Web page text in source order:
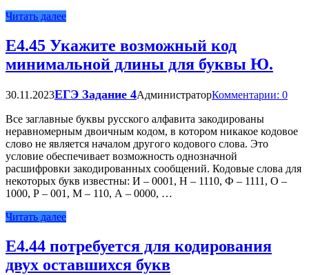
Читать далее
Е4.45 Укажите возможный код
минимальной длины для буквы Ю.
30.11.2023ЕГЭ Задание 4АдминистраторКомментарии: 0
Все заглавные буквы русского алфавита закодированы
неравномерным двоичным кодом, в котором никакое кодовое
слово не является началом другого кодового слова. Это
условие обеспечивает возможность однозначной
расшифровки закодированных сообщений. Кодовые слова для
некоторых букв известны: И – 0001, Н – 1110, Ф – 1111, О –
1000, Р – 001, М – 110, А – 0000, …
Читать далее
Е4.44 потребуется для кодирования
двух оставшихся букв